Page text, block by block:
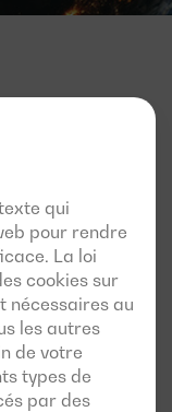
qui
pour rendre
La loi
cookies sur
nécessaires au
les autres
de votre
types de
par des
pour tout savoir.
biais de cette